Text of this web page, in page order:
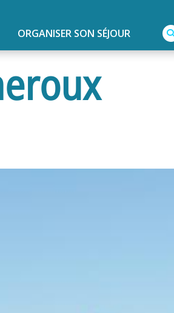
ORGANISER SON SÉJOUR